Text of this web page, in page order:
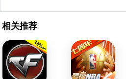
相关推荐